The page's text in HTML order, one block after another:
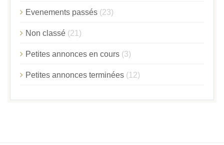
Evenements passés (23)
Non classé (21)
Petites annonces en cours (3)
Petites annonces terminées (12)